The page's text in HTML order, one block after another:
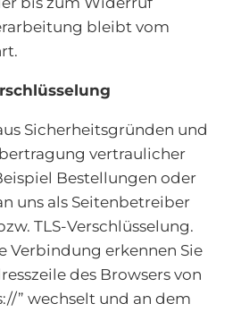
bleibt vom
Sicherheitsgründen und
vertraulicher
Bestellungen oder
uns als Seitenbetreiber
TLS-Verschlüsselung.
Verbindung erkennen Sie
des Browsers von
” wechselt und an dem